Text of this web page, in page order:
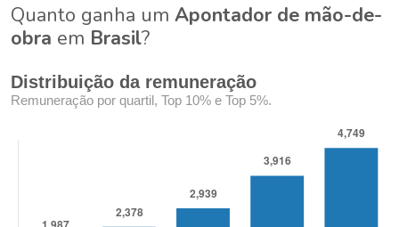
Quanto ganha um Apontador de mão-de-
obra em Brasil?
Distribuição da remuneração
Remuneração por quartil, Top 10% e Top 5%.